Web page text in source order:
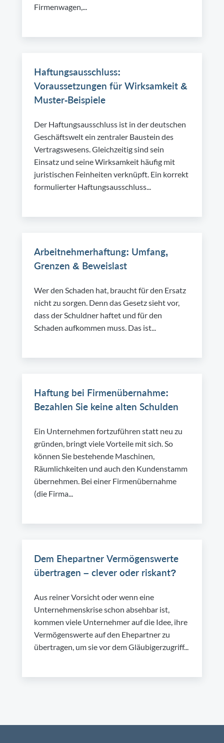
Firmenwagen,...
Haftungsausschluss:
Voraussetzungen für Wirksamkeit &
Muster-Beispiele
Der Haftungsausschluss ist in der deutschen
Geschäftswelt ein zentraler Baustein des
Vertragswesens. Gleichzeitig sind sein
Einsatz und seine Wirksamkeit häufig mit
juristischen Feinheiten verknüpft. Ein korrekt
formulierter Haftungsausschluss...
Arbeitnehmerhaftung: Umfang,
Grenzen & Beweislast
Wer den Schaden hat, braucht für den Ersatz
nicht zu sorgen. Denn das Gesetz sieht vor,
dass der Schuldner haftet und für den
Schaden aufkommen muss. Das ist...
Haftung bei Firmenübernahme:
Bezahlen Sie keine alten Schulden
Ein Unternehmen fortzuführen statt neu zu
gründen, bringt viele Vorteile mit sich. So
können Sie bestehende Maschinen,
Räumlichkeiten und auch den Kundenstamm
übernehmen. Bei einer Firmenübernahme
(die Firma...
Dem Ehepartner Vermögenswerte
übertragen – clever oder riskant?
Aus reiner Vorsicht oder wenn eine
Unternehmenskrise schon absehbar ist,
kommen viele Unternehmer auf die Idee, ihre
Vermögenswerte auf den Ehepartner zu
übertragen, um sie vor dem Gläubigerzugriff...